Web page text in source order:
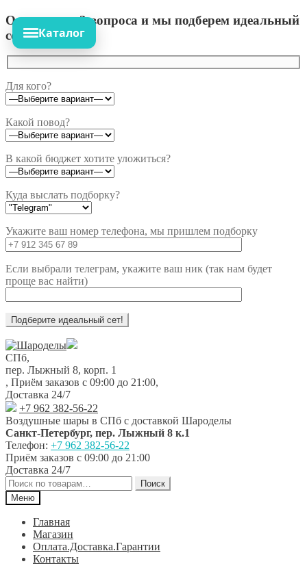
Ответьте на 3 вопроса и мы подберем идеальный
сет!
Для кого?
Какой повод?
В какой бюджет хотите уложиться?
Куда выслать подборку?
Укажите ваш номер телефона, мы пришлем подборку
Если выбрали телеграм, укажите ваш ник (так нам будет
проще вас найти)
Перейти
к
навигации
Перейти
к
содержимому
СПб,
пер. Лыжный 8, корп. 1
, Приём заказов с 09:00 до 21:00,
Доставка 24/7
+7 962 382-56-22
Воздушные шары в СПб с доставкой Шароделы
Санкт-Петербург, пер. Лыжный 8 к.1
Телефон: +7 962 382-56-22
Приём заказов с 09:00 до 21:00
Доставка 24/7
Искать:
Поиск
Меню
Главная
Магазин
Оплата.Доставка.Гарантии
Контакты
Каталог